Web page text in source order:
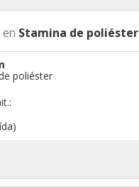
Stamina de poliéster
poliéster